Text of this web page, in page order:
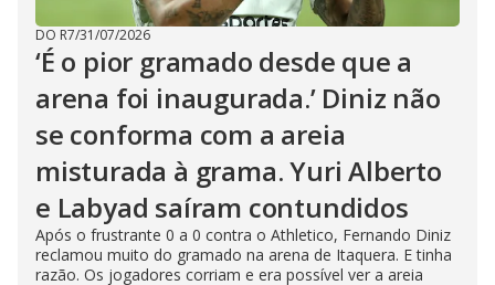
DO R7/31/07/2026
‘É o pior gramado desde que a
arena foi inaugurada.’ Diniz não
se conforma com a areia
misturada à grama. Yuri Alberto
e Labyad saíram contundidos
Após o frustrante 0 a 0 contra o Athletico, Fernando Diniz
reclamou muito do gramado na arena de Itaquera. E tinha
razão. Os jogadores corriam e era possível ver a areia